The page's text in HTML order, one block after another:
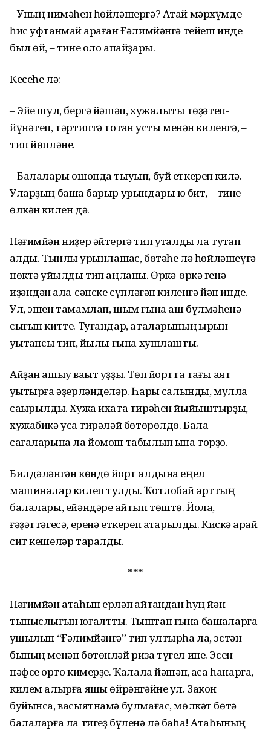
– Уның нимәһен һөйләшергә? Атай мәрхүмде
һис уфтанмай ҡараған Ғәлимйәнгә тейеш инде
был өй, – тине оло апайҙары.
Кесеһе лә:
– Эйе шул, бергә йәшәп, хужалыҡты төҙәтеп-
йүнәтеп, тәртиптә тотҡан ҡусты менән киленгә, –
тип йөпләне.
– Балалары ошонда тыуып, буй еткереп килә.
Уларҙың башҡа барыр урындары юҡ бит, – тине
өлкән килен дә.
Нәғимйән ниҙер әйтергә тип уҡталды ла туҡтап
ҡалды. Тынлыҡ урынлашҡас, бөтәһе лә һөйләшеүгә
нөктә ҡуйылды тип аңланы. Өркә-өркә генә
иҙәндән ҡалаҡ-сәнске сүпләгән киленгә йән инде.
Ул, эшен тамамлап, шым ғына аш бүлмәһенә
сығып китте. Туғандар, аталарының ҡырҡын
уҡытҡансы тип, йылы ғына хушлашты.
Айҙан ашыу ваҡыт уҙҙы. Төп йортта тағы аят
уҡытырға әҙерләнделәр. Һарыҡ салынды, мулла
саҡырылды. Хужа ихата тирәһен йыйыштырҙы,
хужабикә усаҡ тирәләй бөтөрөлдө. Бала-
сағаларына ла йомош табылып ҡына торҙо.
Билдәләнгән көндө йорт алдына еңел
машиналар килеп тулды. Ҡотлобай ҡарттың
балалары, ейәндәре ҡайтып төштө. Йола,
ғәҙәттәгесә, еренә еткереп атҡарылды. Кискә ҡарай
сит кешеләр таралды.
***
Нәғимйән атаһын ерләп ҡайтҡандан һуң йән
тыныслығын юғалтты. Тыштан ғына башҡаларға
ҡушылып “Ғәлимйәнгә” тип ултырһа ла, эстән
бының менән бөтөнләй риза түгел ине. Эсен
нәфсе ҡорто кимерҙе. Ҡалала йәшәп, аҡса һанарға,
килем алырға яҡшы өйрәнгәйне ул. Закон
буйынса, васыятнамә булмағас, мөлкәт бөтә
балаларға ла тигеҙ бүленә лә баһа! Атаһының